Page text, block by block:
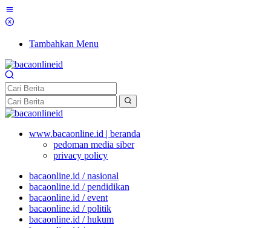
Tambahkan Menu
www.bacaonline.id | beranda
pedoman media siber
privacy policy
bacaonline.id / nasional
bacaonline.id / pendidikan
bacaonline.id / event
bacaonline.id / politik
bacaonline.id / hukum